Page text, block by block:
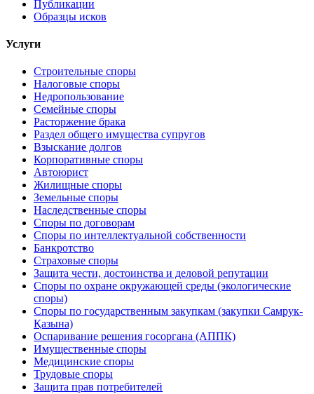
Публикации
Образцы исков
Услуги
Строительные споры
Налоговые споры
Недропользование
Семейные споры
Расторжение брака
Раздел общего имущества супругов
Взыскание долгов
Корпоративные споры
Автоюрист
Жилищные споры
Земельные споры
Наследственные споры
Споры по договорам
Споры по интеллектуальной собственности
Банкротство
Страховые споры
Защита чести, достоинства и деловой репутации
Споры по охране окружающей среды (экологические
споры)
Споры по государственным закупкам (закупки Самрук-
Қазына)
Оспаривание решения госоргана (АППК)
Имущественные споры
Медицинские споры
Трудовые споры
Защита прав потребителей